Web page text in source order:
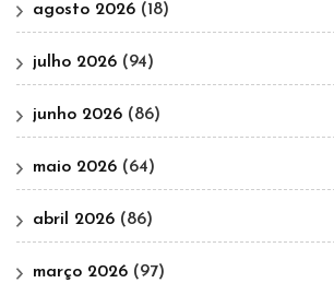
agosto 2026 (18)
julho 2026 (94)
junho 2026 (86)
maio 2026 (64)
abril 2026 (86)
março 2026 (97)